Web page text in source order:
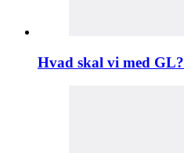
Hvad skal vi med GL?